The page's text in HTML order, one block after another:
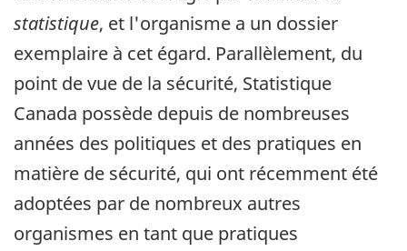
statistique, et l'organisme a un dossier
exemplaire à cet égard. Parallèlement, du
point de vue de la sécurité, Statistique
Canada possède depuis de nombreuses
années des politiques et des pratiques en
matière de sécurité, qui ont récemment été
adoptées par de nombreux autres
organismes en tant que pratiques